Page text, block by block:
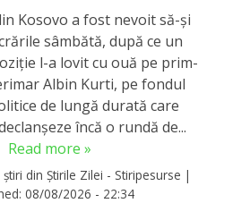
Kosovo a fost nevoit să-și
sâmbătă, după ce un
l-a lovit cu ouă pe prim-
Albin Kurti, pe fondul
de lungă durată care
încă o rundă de...
Read more »
din Știrile Zilei - Stiripesurse |
08/08/2026 - 22:34